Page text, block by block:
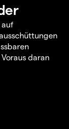
auf
daran